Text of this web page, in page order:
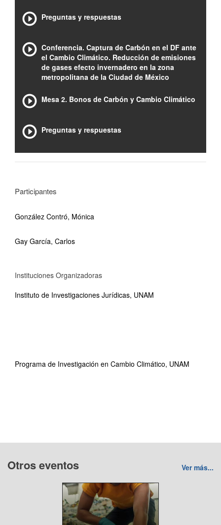
Preguntas y respuestas
Conferencia. Captura de Carbón en el DF ante
el Cambio Climático. Reducción de emisiones
de gases efecto invernadero en la zona
metropolitana de la Ciudad de México
Mesa 2. Bonos de Carbón y Cambio Climático
Preguntas y respuestas
Participantes
González Contró, Mónica
Gay García, Carlos
Instituciones Organizadoras
Instituto de Investigaciones Jurídicas, UNAM
Programa de Investigación en Cambio Climático, UNAM
Otros eventos Ver más...